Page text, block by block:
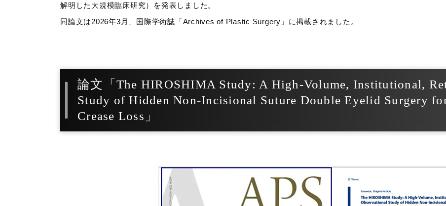
解明した大規模臨床研究）を発表しました。
同論文は2026年3月、国際学術誌「Archives of Plastic Surgery」に掲載されました。
論文「The HIROSHIMA Study: A High-Volume, Institutional,
Study of Hidden Non-Incisional Suture Double Eyelid Surgery
Crease Loss」